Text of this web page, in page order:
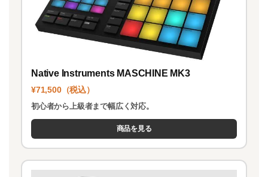
Native Instruments MASCHINE MK3
¥71,500（税込）
初心者から上級者まで幅広く対応。
商品を見る